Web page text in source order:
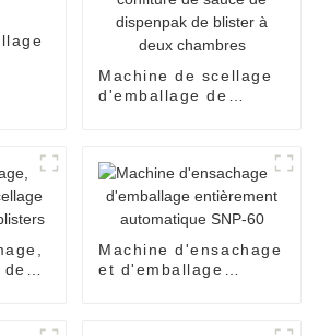
Machine de scellage
d'emballage de
confiture de sauce de
dispenpak de blister
à deux chambres
Machine d'ensachage
et d'emballage